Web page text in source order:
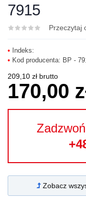
7915
Przeczytaj
• Indeks:
• Kod producenta: BP -
209,10 zł brutto
170,00
Zobacz